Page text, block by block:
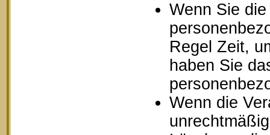
Wenn Sie
Regel Zeit,
haben Sie
Wenn die